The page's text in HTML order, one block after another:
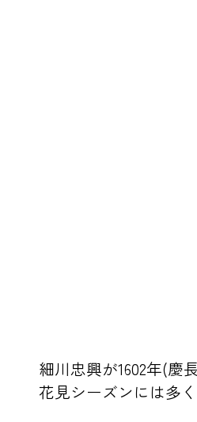
細川忠興が1602年(慶
花見シーズンには多